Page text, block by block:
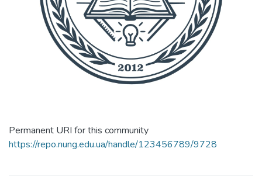
Permanent URI for this community
https://repo.nung.edu.ua/handle/123456789/9728